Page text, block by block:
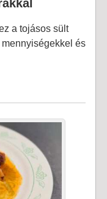
a tojásos sült
és